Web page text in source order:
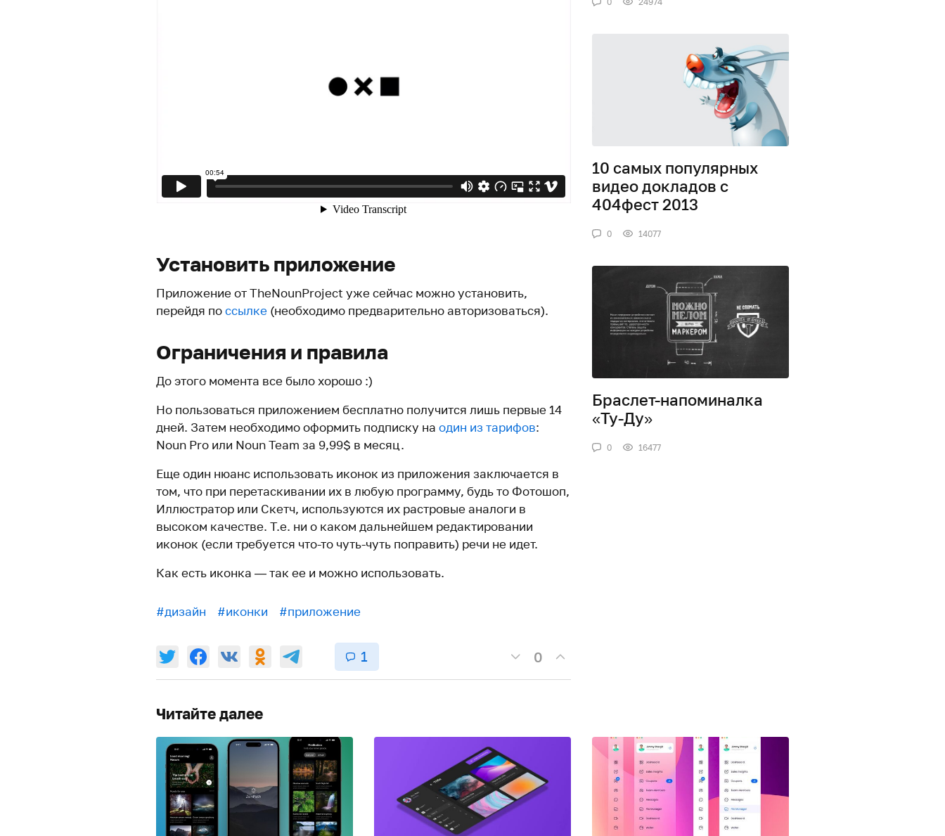
Установить приложение
Приложение от TheNounProject уже сейчас можно установить,
перейдя поссылке (необходимо предварительно авторизоваться).
Ограничения и правила
До этого момента все было хорошо :)
Но пользоваться приложением бесплатно получится лишь первые 14
дней. Затем необходимо оформить подписку на один из тарифов:
Noun Pro или Noun Team за 9,99$ в месяц.
Еще один нюанс использовать иконок из приложения заключается в
том, что при перетаскивании их в любую программу, будь то Фотошоп,
Иллюстратор или Скетч, используются их растровые аналоги в
высоком качестве. Т.е. ни о каком дальнейшем редактировании
иконок (если требуется что-то чуть-чуть поправить) речи не идет.
Как есть иконка — так ее и можно использовать.
#дизайн #иконки #приложение
1 0
10 самых популярных
видео докладов с
404фест 2013
0 14077
Браслет-напоминалка
«Ту-Ду»
0 16477
Читайте далее